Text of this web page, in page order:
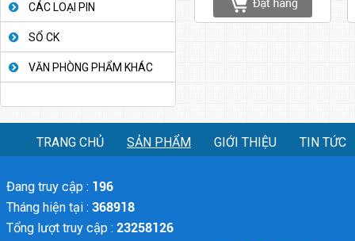
CÁC LOẠI PIN
SỔ CK
VĂN PHÒNG PHẨM KHÁC
TRANG CHỦ SẢN PHẨM GIỚI THIỆU TIN TỨC
Đang truy cập : 196
Tháng hiện tại : 368918
Tổng lượt truy cập : 23258126